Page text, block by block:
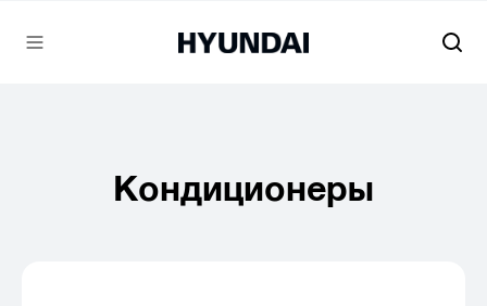
Кондиционеры